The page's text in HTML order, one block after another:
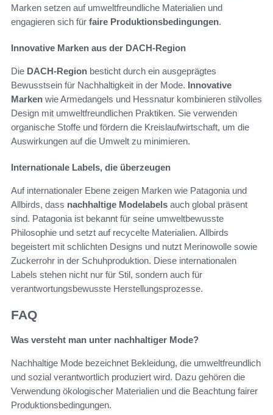
Marken setzen auf umweltfreundliche Materialien und
engagieren sich für faire Produktionsbedingungen.
Innovative Marken aus der DACH-Region
Die DACH-Region besticht durch ein ausgeprägtes
Bewusstsein für Nachhaltigkeit in der Mode. Innovative
Marken wie Armedangels und Hessnatur kombinieren stilvolles
Design mit umweltfreundlichen Praktiken. Sie verwenden
organische Stoffe und fördern die Kreislaufwirtschaft, um die
Auswirkungen auf die Umwelt zu minimieren.
Internationale Labels, die überzeugen
Auf internationaler Ebene zeigen Marken wie Patagonia und
Allbirds, dass nachhaltige Modelabels auch global präsent
sind. Patagonia ist bekannt für seine umweltbewusste
Philosophie und setzt auf recycelte Materialien. Allbirds
begeistert mit schlichten Designs und nutzt Merinowolle sowie
Zuckerrohr in der Schuhproduktion. Diese internationalen
Labels stehen nicht nur für Stil, sondern auch für
verantwortungsbewusste Herstellungsprozesse.
FAQ
Was versteht man unter nachhaltiger Mode?
Nachhaltige Mode bezeichnet Bekleidung, die umweltfreundlich
und sozial verantwortlich produziert wird. Dazu gehören die
Verwendung ökologischer Materialien und die Beachtung fairer
Produktionsbedingungen.